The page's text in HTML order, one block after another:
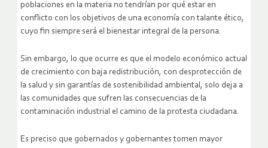
poblaciones en la materia no tendrían por qué estar en
conflicto con los objetivos de una economía con talante ético,
cuyo fin siempre será el bienestar integral de la persona.
Sin embargo, lo que ocurre es que el modelo económico actual
de crecimiento con baja redistribución, con desprotección de
la salud y sin garantías de sostenibilidad ambiental, solo deja a
las comunidades que sufren las consecuencias de la
contaminación industrial el camino de la protesta ciudadana.
Es preciso que gobernados y gobernantes tomen mayor